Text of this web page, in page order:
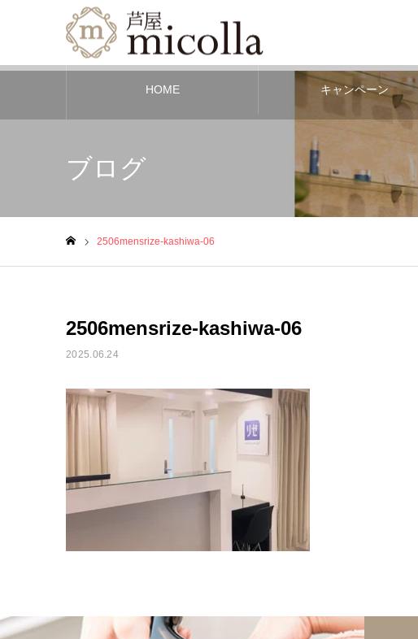
HOME キャンペーン
ブログ
2506mensrize-kashiwa-06
2506mensrize-kashiwa-06
2025.06.24